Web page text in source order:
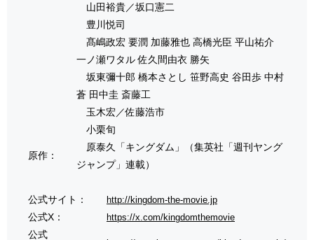
山田裕貴／坂口憲二
豊川悦司
髙嶋政宏 要潤 加藤雅也 高橋光臣 平山祐介
一ノ瀬ワタル 佐久間由衣 勝矢
坂東彌十郎 橋本さとし 笹野高史 谷田歩 中村
蒼 田中圭 斎藤工
玉木宏／佐藤浩市
小栗旬
原作：
原泰久「キングダム」（集英社「週刊ヤング
ジャンプ」連載）
公式サイト： http://kingdom-the-movie.jp
公式X： https://x.com/kingdomthemovie
公式